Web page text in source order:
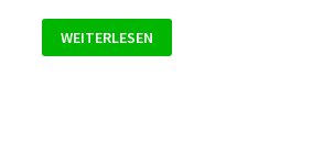
HABE
MICH
WEITERLESEN